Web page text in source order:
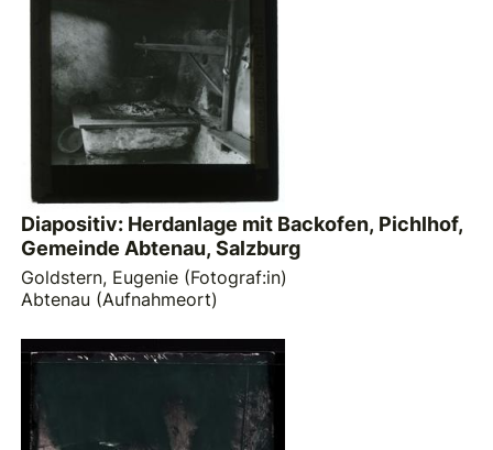
Diapositiv: Herdanlage mit Backofen, Pichlhof,
Gemeinde Abtenau, Salzburg
Goldstern, Eugenie (Fotograf:in)
Abtenau (Aufnahmeort)